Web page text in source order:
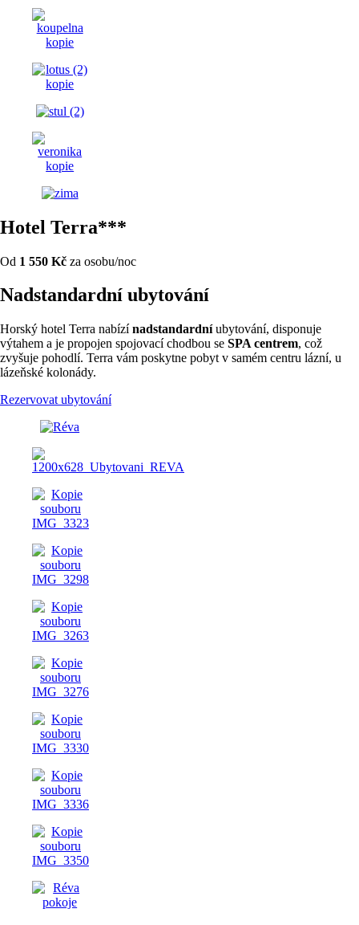
Hotel Terra***
Od 1 550 Kč za osobu/noc
Nadstandardní ubytování
Horský hotel Terra nabízínadstandardníubytování, disponuje
výtahem a je propojen spojovací chodbou se SPA centrem, což
zvyšuje pohodlí. Terra vám poskytne pobyt v samém centru lázní, u
lázeňské kolonády.
Rezervovat ubytování